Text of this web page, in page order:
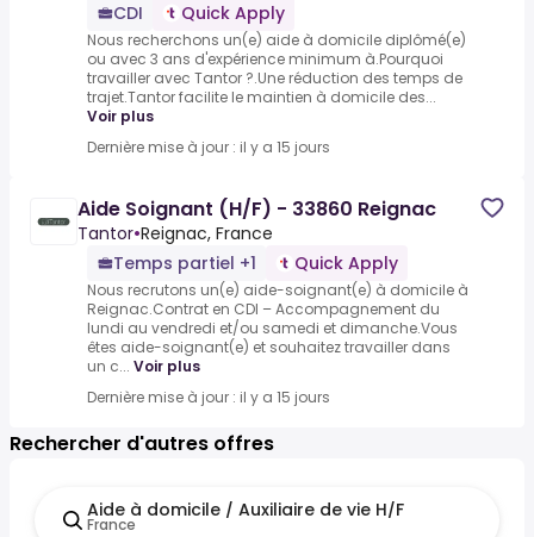
CDI
Quick Apply
Nous recherchons un(e) aide à domicile diplômé(e)
ou avec 3 ans d'expérience minimum à.Pourquoi
travailler avec Tantor ?.Une réduction des temps de
trajet.Tantor facilite le maintien à domicile des...
Voir plus
Dernière mise à jour : il y a 15 jours
Aide Soignant (H/F) - 33860 Reignac
Tantor•Reignac, France
Temps partiel +1
Quick Apply
Nous recrutons un(e) aide-soignant(e) à domicile à
Reignac.Contrat en CDI – Accompagnement du
lundi au vendredi et/ou samedi et dimanche.Vous
êtes aide-soignant(e) et souhaitez travailler dans
un c... Voir plus
Dernière mise à jour : il y a 15 jours
Rechercher d'autres offres
Aide à domicile / Auxiliaire de vie H/F
France